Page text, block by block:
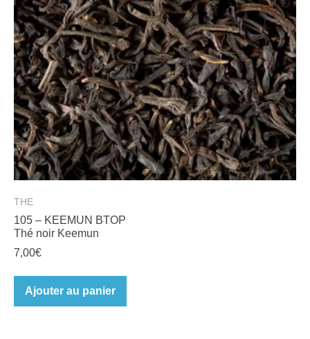
THE
105 – KEEMUN BTOP
Thé noir Keemun
7,00€
Ajouter au panier